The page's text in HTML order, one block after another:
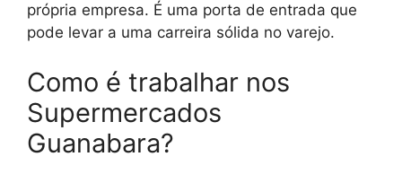
própria empresa. É uma porta de entrada que
pode levar a uma carreira sólida no varejo.
Como é trabalhar nos
Supermercados
Guanabara?